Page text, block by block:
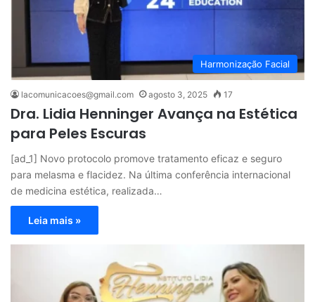
Harmonização Facial
lacomunicacoes@gmail.com agosto 3, 2025 17
Dra. Lidia Henninger Avança na Estética
para Peles Escuras
[ad_1] Novo protocolo promove tratamento eficaz e seguro
para melasma e flacidez. Na última conferência internacional
de medicina estética, realizada…
Leia mais »